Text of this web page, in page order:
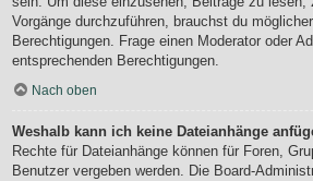
Vorgänge durchzuführen, brauchst du
Berechtigungen. Frage einen Moderator oder
entsprechenden Berechtigungen.
Nach oben
Weshalb kann ich keine Dateianhänge
Rechte für Dateianhänge können für Foren,
Benutzer vergeben werden. Die Board-